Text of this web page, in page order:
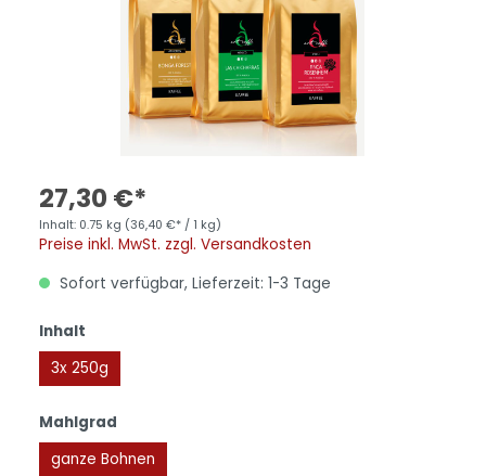
27,30 €*
Inhalt: 0.75 kg (36,40 €* / 1 kg)
Preise inkl. MwSt. zzgl. Versandkosten
Sofort verfügbar, Lieferzeit: 1-3 Tage
Inhalt
3x 250g
Mahlgrad
ganze Bohnen